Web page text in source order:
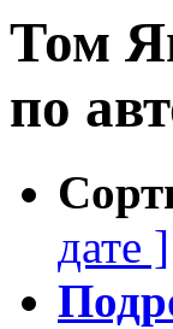
Том
по
дате ]